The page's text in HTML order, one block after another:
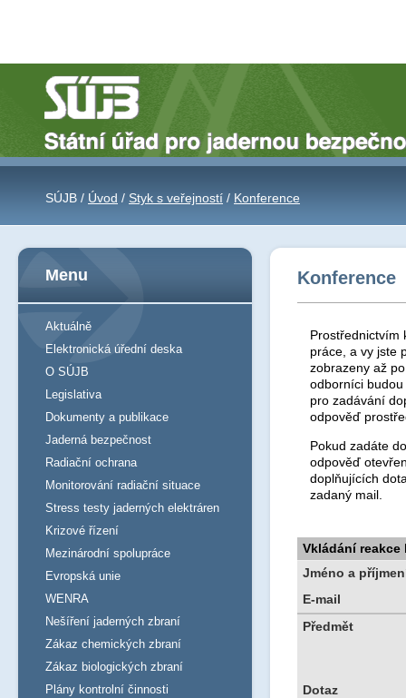
SÚJB / Úvod / Styk s veřejností / Konference
Konference
Prostřednictvím
práce, a vy jste
zobrazeny až
odborníci
pro zadávání
odpověď
Pokud zadáte
odpověď
doplňujících
zadaný mail.
Vkládání reakce
Jméno a
E-mail
Předmět
Dotaz
Menu
Aktuálně
Elektronická úřední deska
O SÚJB
Legislativa
Dokumenty a publikace
Jaderná bezpečnost
Radiační ochrana
Monitorování radiační situace
Stress testy jaderných elektráren
Krizové řízení
Mezinárodní spolupráce
Evropská unie
WENRA
Nešíření jaderných zbraní
Zákaz chemických zbraní
Zákaz biologických zbraní
Plány kontrolní činnosti